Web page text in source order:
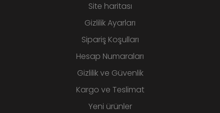
Site haritası
Gizlilik Ayarları
Sipariş Koşulları
Hesap Numaraları
Gizlilik ve Güvenlik
Kargo ve Teslimat
Yeni ürünler